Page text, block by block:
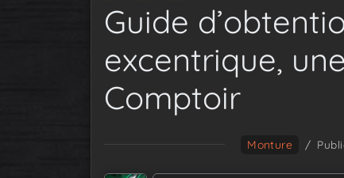
Guide
excentrique,
Comptoir
Monture /